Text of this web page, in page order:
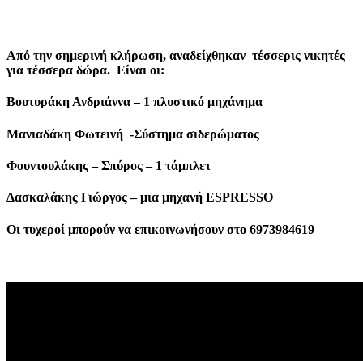
Από την σημερινή κλήρωση, αναδείχθηκαν τέσσερις νικητές
για τέσσερα δώρα. Είναι οι:
Βουτυράκη Ανδριάννα – 1 πλυστικό μηχάνημα
Μανιαδάκη Φωτεινή -Σύστημα σιδερώματος
Φουντουλάκης – Σπύρος – 1 τάμπλετ
Δασκαλάκης Γιώργος – μια μηχανή ESPRESSO
Οι τυχεροί μπορούν να επικοινωνήσουν στο 6973984619